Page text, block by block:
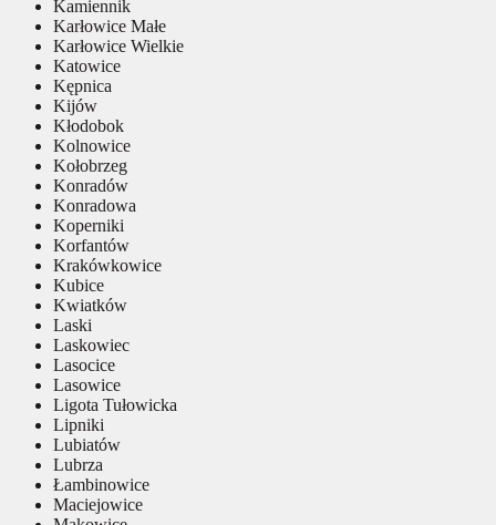
Kamiennik
Karłowice Małe
Karłowice Wielkie
Katowice
Kępnica
Kijów
Kłodobok
Kolnowice
Kołobrzeg
Konradów
Konradowa
Koperniki
Korfantów
Krakówkowice
Kubice
Kwiatków
Laski
Laskowiec
Lasocice
Lasowice
Ligota Tułowicka
Lipniki
Lubiatów
Lubrza
Łambinowice
Maciejowice